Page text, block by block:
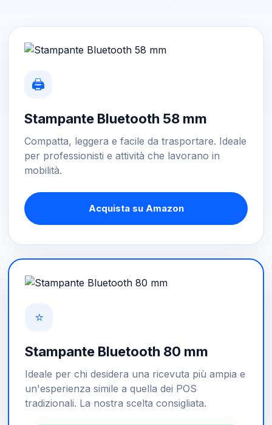
🖨️
Stampante Bluetooth 58 mm
Compatta, leggera e facile da trasportare. Ideale
per professionisti e attività che lavorano in
mobilità.
Acquista su Amazon
⭐
Stampante Bluetooth 80 mm
Ideale per chi desidera una ricevuta più ampia e
un'esperienza simile a quella dei POS
tradizionali. La nostra scelta consigliata.